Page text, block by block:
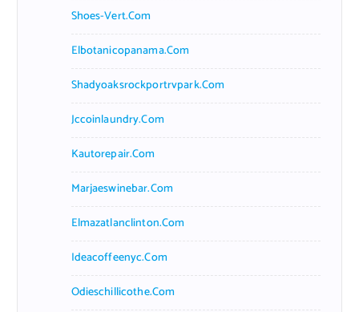
Shoes-Vert.com
Elbotanicopanama.com
Shadyoaksrockportrvpark.com
Jccoinlaundry.com
Kautorepair.com
Marjaeswinebar.com
Elmazatlanclinton.com
Ideacoffeenyc.com
Odieschillicothe.com